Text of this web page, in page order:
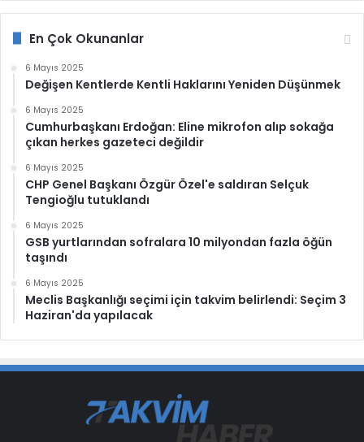
En Çok Okunanlar
6 Mayıs 2025
Değişen Kentlerde Kentli Haklarını Yeniden Düşünmek
6 Mayıs 2025
Cumhurbaşkanı Erdoğan: Eline mikrofon alıp sokağa
çıkan herkes gazeteci değildir
6 Mayıs 2025
CHP Genel Başkanı Özgür Özel'e saldıran Selçuk
Tengioğlu tutuklandı
6 Mayıs 2025
GSB yurtlarından sofralara 10 milyondan fazla öğün
taşındı
6 Mayıs 2025
Meclis Başkanlığı seçimi için takvim belirlendi: Seçim 3
Haziran'da yapılacak